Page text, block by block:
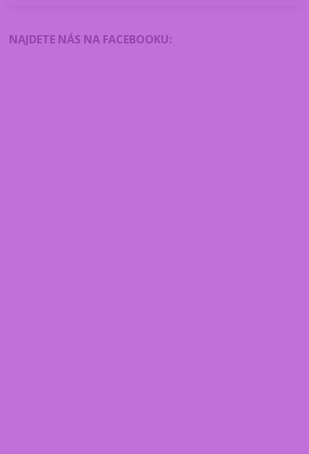
NAJDETE NÁS NA FACEBOOKU: